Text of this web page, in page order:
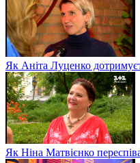
Як Аніта Луценко
Як Ніна Матвієнко